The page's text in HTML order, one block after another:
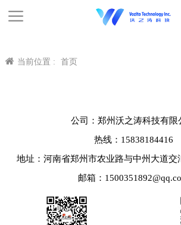
当前位置 : 首页
公司：郑州沃之涛科技有限
热线：15838184416
地址：河南省郑州市农业路与中州大道交
邮箱：